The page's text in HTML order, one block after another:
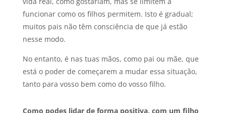
funcionar como os filhos permitem. Isto é gradual;
muitos pais não têm consciência de que já estão
nesse modo.
No entanto, é nas tuas mãos, como pai ou mãe, que
está o poder de começarem a mudar essa situação,
tanto para vosso bem como do vosso filho.
Como podes lidar de forma positiva, com um filho